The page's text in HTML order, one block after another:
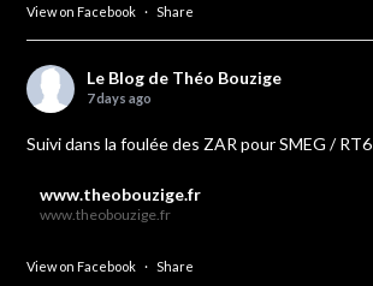
View on Facebook · Share
Le Blog de Théo Bouzige
7 days ago
Suivi dans la foulée des ZAR pour SMEG / RT6
www.theobouzige.fr
www.theobouzige.fr
View on Facebook · Share